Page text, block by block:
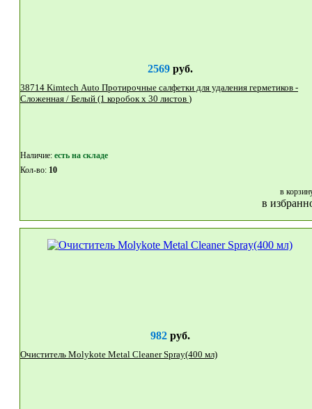
2569руб.
38714 Kimtech Auto Протирочные салфетки для удаления герметиков -
Сложенная / Белый (1 коробок x 30 листов )
Наличие: eсть на складе
Кол-во: 10
в
в
982руб.
Очиститель Molykote Metal Cleaner Spray(400 мл)